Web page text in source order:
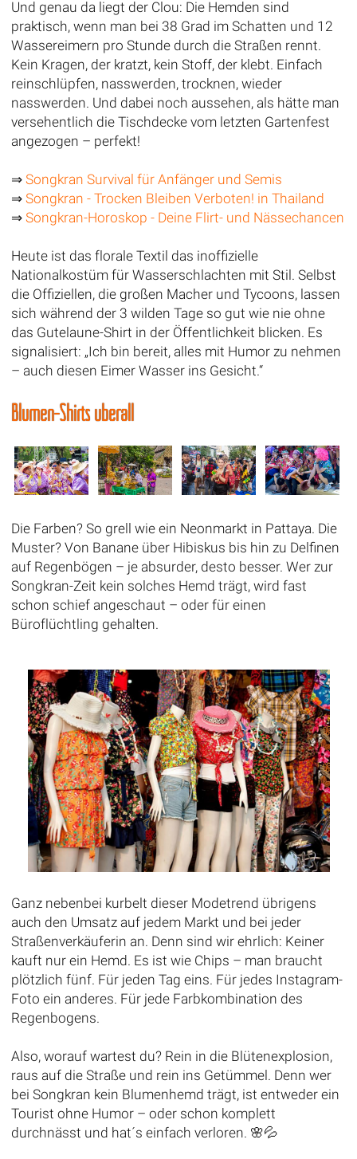
Und genau da liegt der Clou: Die Hemden sind
praktisch, wenn man bei 38 Grad im Schatten und 12
Wassereimern pro Stunde durch die Straßen rennt.
Kein Kragen, der kratzt, kein Stoff, der klebt. Einfach
reinschlüpfen, nasswerden, trocknen, wieder
nasswerden. Und dabei noch aussehen, als hätte man
versehentlich die Tischdecke vom letzten Gartenfest
angezogen – perfekt!
⇒ Songkran Survival für Anfänger und Semis
⇒ Songkran - Trocken Bleiben Verboten! in Thailand
⇒ Songkran-Horoskop - Deine Flirt- und Nässechancen
Heute ist das florale Textil das inoffizielle
Nationalkostüm für Wasserschlachten mit Stil. Selbst
die Offiziellen, die großen Macher und Tycoons, lassen
sich während der 3 wilden Tage so gut wie nie ohne
das Gutelaune-Shirt in der Öffentlichkeit blicken. Es
signalisiert: „Ich bin bereit, alles mit Humor zu nehmen
– auch diesen Eimer Wasser ins Gesicht.“
Blumen-Shirts überall
Die Farben? So grell wie ein Neonmarkt in Pattaya. Die
Muster? Von Banane über Hibiskus bis hin zu Delfinen
auf Regenbögen – je absurder, desto besser. Wer zur
Songkran-Zeit kein solches Hemd trägt, wird fast
schon schief angeschaut – oder für einen
Büroflüchtling gehalten.
Ganz nebenbei kurbelt dieser Modetrend übrigens
auch den Umsatz auf jedem Markt und bei jeder
Straßenverkäuferin an. Denn sind wir ehrlich: Keiner
kauft nur ein Hemd. Es ist wie Chips – man braucht
plötzlich fünf. Für jeden Tag eins. Für jedes Instagram-
Foto ein anderes. Für jede Farbkombination des
Regenbogens.
Also, worauf wartest du? Rein in die Blütenexplosion,
raus auf die Straße und rein ins Getümmel. Denn wer
bei Songkran kein Blumenhemd trägt, ist entweder ein
Tourist ohne Humor – oder schon komplett
durchnässt und hat´s einfach verloren. 🌸💦